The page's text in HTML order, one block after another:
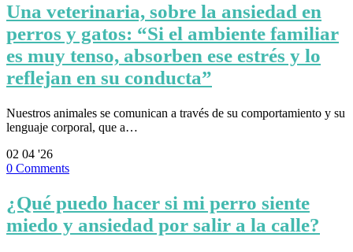
Una veterinaria, sobre la ansiedad en
perros y gatos: “Si el ambiente familiar
es muy tenso, absorben ese estrés y lo
reflejan en su conducta”
Nuestros animales se comunican a través de su comportamiento y su
lenguaje corporal, que a…
02 04 '26
0 Comments
¿Qué puedo hacer si mi perro siente
miedo y ansiedad por salir a la calle?